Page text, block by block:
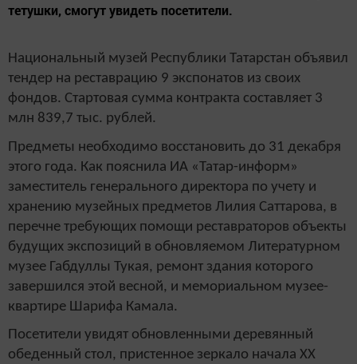
тетушки, смогут увидеть посетители.
Национальный музей Республики Татарстан объявил
тендер на реставрацию 9 экспонатов из своих
фондов. Стартовая сумма контракта составляет 3
млн 839,7 тыс. рублей.
Предметы необходимо восстановить до 31 декабря
этого года. Как пояснила ИА «Татар-информ»
заместитель генерального директора по учету и
хранению музейных предметов Лилия Саттарова, в
перечне требующих помощи реставраторов объекты
будущих экспозиций в обновляемом Литературном
музее Габдуллы Тукая, ремонт здания которого
завершился этой весной, и мемориальном музее-
квартире Шарифа Камала.
Посетители увидят обновленными деревянный
обеденный стол, пристенное зеркало начала ХХ